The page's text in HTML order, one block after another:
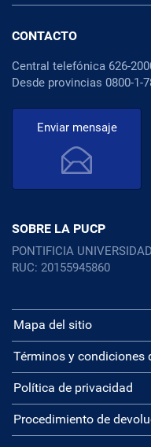
CONTACTO
Central telefónica 626-
Desde provincias 0800-1-
Enviar mensaje
SOBRE LA PUCP
PONTIFICIA
RUC: 20155945860
Mapa del sitio
Términos y condiciones
Política de privacidad
Procedimiento de